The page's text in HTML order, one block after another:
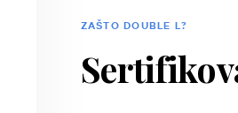
ZAŠTO DOUBLE L?